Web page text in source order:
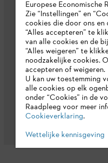
Europese Economische
Zie “Instellingen” en
cookies die door ons
“Alles accepteren” te
van alle cookies en de
“Alles weigeren” te
noodzakelijke cookies.
accepteren of weigeren.
U kan uw toestemming
alle cookies op elk
onder “Cookies” in de
Raadpleeg voor meer
Cookieverklaring.
Wettelijke kennisgeving